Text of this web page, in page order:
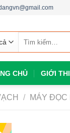
kiếm:
CHỦ GIỚI
/ MÁY ĐỌC